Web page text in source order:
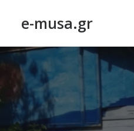
e-musa.gr
ΑΡΧΙΚΗ
ΠΟΙΗΣΗ – POETRY
ΠΕΖΟΓΡΑΦΙΑ – PROSE